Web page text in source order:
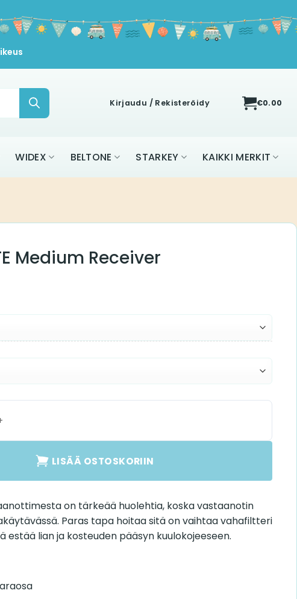
Kirjaudu / Rekisteröidy €0.00
WIDEX BELTONE STARKEY KAIKKI MERKIT
Medium Receiver
LISÄÄ OSTOSKORIIN
on tärkeää huolehtia, koska vastaanotin
Paras tapa hoitaa sitä on vaihtaa vahafiltteri
estää lian ja kosteuden pääsyn kuulokojeeseen.